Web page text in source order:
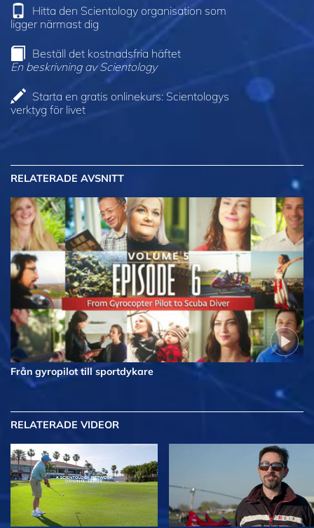
Hitta den Scientology organisation som
ligger närmast dig
Beställ det kostnadsfria häftet
En beskrivning av Scientology
Starta en gratis onlinekurs: Scientologys
verktyg för livet
RELATERADE AVSNITT
Från gyropilot till sportdykare
RELATERADE VIDEOR